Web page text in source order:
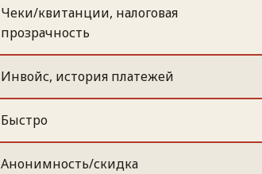
Чеки/квитанции, налоговая
прозрачность
Инвойс, история платежей
Быстро
Анонимность/скидка